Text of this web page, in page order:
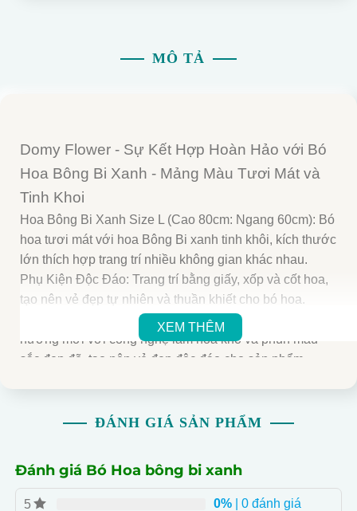
MÔ TẢ
Domy Flower - Sự Kết Hợp Hoàn Hảo với Bó
Hoa Bông Bi Xanh - Mảng Màu Tươi Mát và
Tinh Khoi
Hoa Bông Bi Xanh Size L (Cao 80cm: Ngang 60cm): Bó
hoa tươi mát với hoa Bông Bi xanh tinh khôi, kích thước
lớn thích hợp trang trí nhiều không gian khác nhau.
Phụ Kiện Độc Đáo: Trang trí bằng giấy, xốp và cốt hoa,
tạo nên vẻ đẹp tự nhiên và thuần khiết cho bó hoa.
Hoa Baby Xanh Đẹp Độc Đáo: Hoa baby xanh là xu
hướng mới với công nghệ làm hoa khô và phun màu
sắc đẹp đẽ, tạo nên vẻ đẹp độc đáo cho sản phẩm.
năng lượng trong ngôi nhà hoặc văn phòng của bạn.
thành TP.HCM.
Hỗ Trợ Tư Vấn: Đội ngũ nhân viên nhiệt tình và chuyên
XEM THÊM
ĐÁNH GIÁ SẢN PHẨM
Đánh giá Bó Hoa bông bi xanh
5 0%| 0 đánh giá